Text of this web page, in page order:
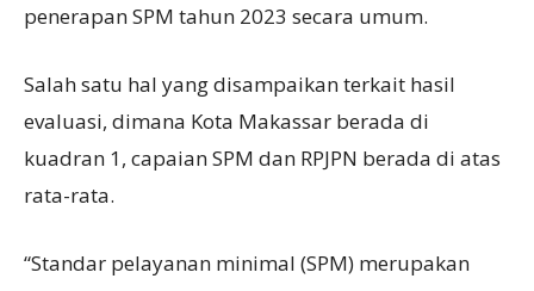
penerapan SPM tahun 2023 secara umum.
Salah satu hal yang disampaikan terkait hasil
evaluasi, dimana Kota Makassar berada di
kuadran 1, capaian SPM dan RPJPN berada di atas
rata-rata.
“Standar pelayanan minimal (SPM) merupakan